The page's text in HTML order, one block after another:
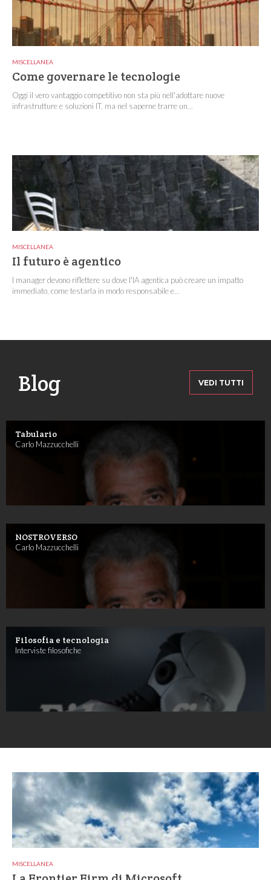
MISCELLANEA
Come governare le tecnologie
Oggi il vero vantaggio competitivo non sta più nell'adottare nuove
infrastrutture e soluzioni IT, ma nel saperne trarre un...
MISCELLANEA
Il futuro è agentico
I manager devono riflettere su dove l'IA agentica può creare un impatto
immediato, come testarla in modo responsabile e...
Blog VEDI TUTTI
Tabulario
Carlo Mazzucchelli
NOSTROVERSO
Carlo Mazzucchelli
Filosofia e tecnologia
Interviste filosofiche
MISCELLANEA